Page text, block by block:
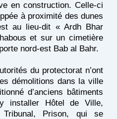
en construction. Celle-ci
à proximité des dunes
au lieu-dit « Ardh Bhar
et sur un cimetière
nord-est Bab al Bahr.
du protectorat n’ont
démolitions dans la ville
d’anciens bâtiments
installer Hôtel de Ville,
Prison, qui se